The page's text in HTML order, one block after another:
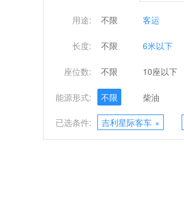
用途: 不限 客运
长度: 不限 6米以下
座位数: 不限 10座以下
能源形式: 不限 柴油
已选条件: 吉利星际客车 ×